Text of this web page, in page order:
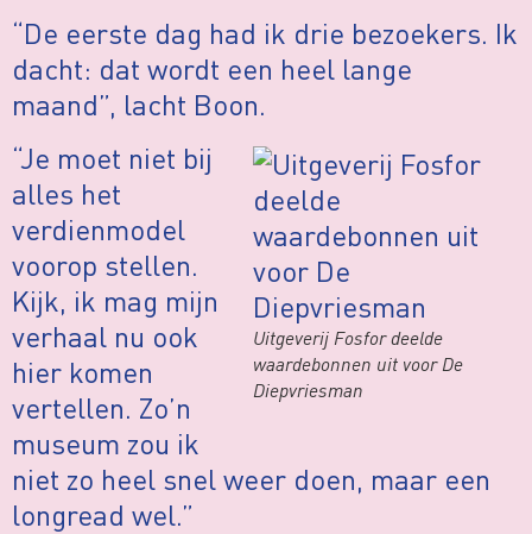
“De eerste dag had ik drie bezoekers. Ik
dacht: dat wordt een heel lange
maand”, lacht Boon.
Uitgeverij Fosfor deelde
waardebonnen uit voor De
Diepvriesman
“Je moet niet bij
alles het
verdienmodel
voorop stellen.
Kijk, ik mag mijn
verhaal nu ook
hier komen
vertellen. Zo’n
museum zou ik
niet zo heel snel weer doen, maar een
longread wel.”